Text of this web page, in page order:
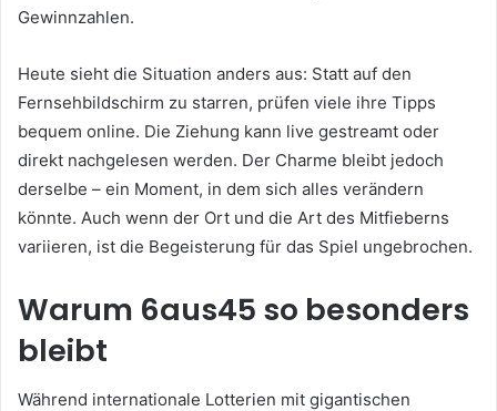
Gewinnzahlen.
Heute sieht die Situation anders aus: Statt auf den
Fernsehbildschirm zu starren, prüfen viele ihre Tipps
bequem online. Die Ziehung kann live gestreamt oder
direkt nachgelesen werden. Der Charme bleibt jedoch
derselbe – ein Moment, in dem sich alles verändern
könnte. Auch wenn der Ort und die Art des Mitfieberns
variieren, ist die Begeisterung für das Spiel ungebrochen.
Warum 6aus45 so besonders
bleibt
Während internationale Lotterien mit gigantischen